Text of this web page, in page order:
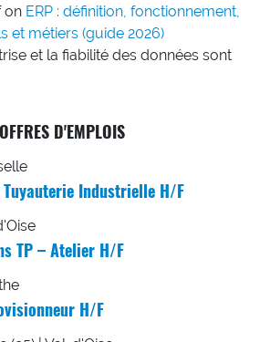
on ERP : définition, fonctionnement,
et métiers (guide 2026)
et la fiabilité des données sont
D'EMPLOIS
Industrielle H/F
TP – Atelier H/F
H/F